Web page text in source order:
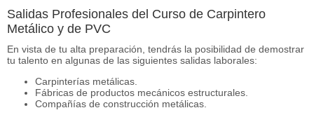
Salidas Profesionales del Curso de Carpintero
Metálico y de PVC
En vista de tu alta preparación, tendrás la posibilidad de demostrar
tu talento en algunas de las siguientes salidas laborales:
Carpinterías metálicas.
Fábricas de productos mecánicos estructurales.
Compañías de construcción metálicas.